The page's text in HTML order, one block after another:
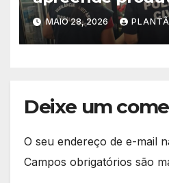
e impróprios
em
Morrinhos
MAIO 28, 2026
Deixe um
O seu endereço de e-mail
Campos obrigatórios são